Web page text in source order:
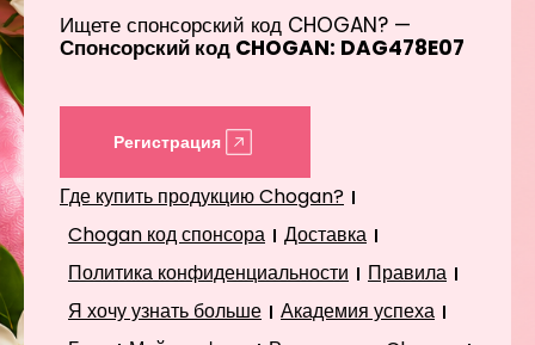
Ищете спонсорский код CHOGAN? —
Спонсорский код CHOGAN: DAG478E07
Регистрация
Где купить продукцию Chogan?
Chogan код спонсора
Доставка
Политика конфиденциальности
Правила
Я хочу узнать больше
Академия успеха